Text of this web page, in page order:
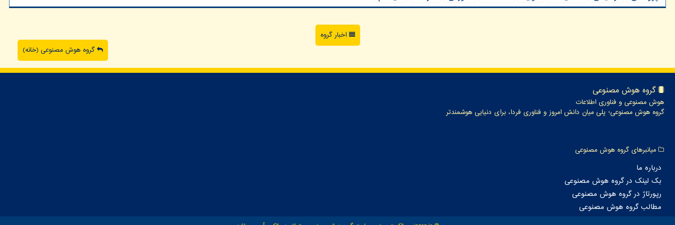
اخبار گروه
گروه هوش مصنوعی (خانه)
گروه هوش مصنوعی
هوش مصنوعی و فناوری اطلاعات
گروه هوش مصنوعی؛ پلی میان دانش امروز و فناوری فردا، برای دنیایی هوشمندتر
میانبرهای گروه هوش مصنوعی
درباره ما
بک لینک در گروه هوش مصنوعی
رپورتاژ در گروه هوش مصنوعی
مطالب گروه هوش مصنوعی